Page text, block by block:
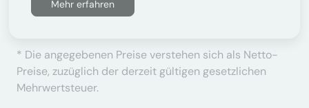
Mehr erfahren
* Die angegebenen Preise verstehen sich als Netto-
Preise, zuzüglich der derzeit gültigen gesetzlichen
Mehrwertsteuer.